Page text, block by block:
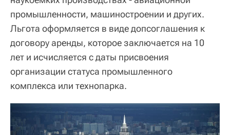
промышленности, машиностроении и других.
Льгота оформляется в виде допсоглашения к
договору аренды, которое заключается на 10
лет и исчисляется с даты присвоения
организации статуса промышленного
комплекса или технопарка.